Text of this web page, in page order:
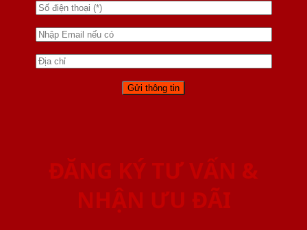
ĐĂNG KÝ TƯ VẤN &
NHẬN ƯU ĐÃI